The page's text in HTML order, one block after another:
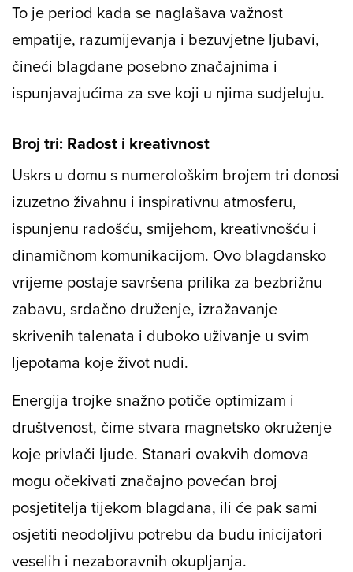
To je period kada se naglašava važnost
empatije, razumijevanja i bezuvjetne ljubavi,
čineći blagdane posebno značajnima i
ispunjavajućima za sve koji u njima sudjeluju.
Broj tri: Radost i kreativnost
Uskrs u domu s numerološkim brojem tri donosi
izuzetno živahnu i inspirativnu atmosferu,
ispunjenu radošću, smijehom, kreativnošću i
dinamičnom komunikacijom. Ovo blagdansko
vrijeme postaje savršena prilika za bezbrižnu
zabavu, srdačno druženje, izražavanje
skrivenih talenata i duboko uživanje u svim
ljepotama koje život nudi.
Energija trojke snažno potiče optimizam i
društvenost, čime stvara magnetsko okruženje
koje privlači ljude. Stanari ovakvih domova
mogu očekivati značajno povećan broj
posjetitelja tijekom blagdana, ili će pak sami
osjetiti neodoljivu potrebu da budu inicijatori
veselih i nezaboravnih okupljanja.